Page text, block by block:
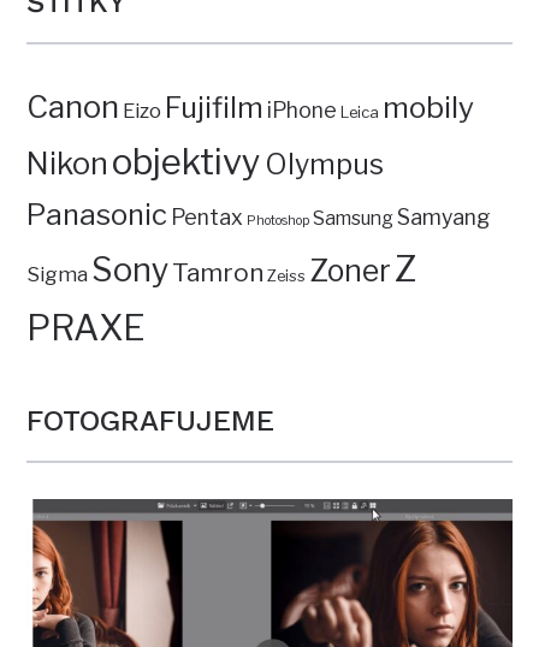
Canon Eizo Fujifilm iPhone Leica mobily
Nikon objektivy Olympus
Panasonic Pentax Photoshop SamsungSamyang
Sigma SonyTamron Zeiss ZonerZ
PRAXE
FOTOGRAFUJEME